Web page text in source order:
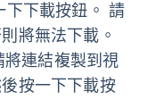
下下載按鈕。 請
將無法下載。
將連結複製到視
按一下下載按